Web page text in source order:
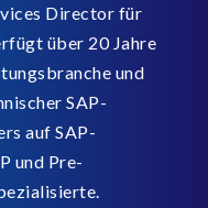
Director für
über 20 Jahre
und
SAP-
auf SAP-
und Pre-